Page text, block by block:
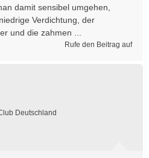
damit sensibel umgehen,
Verdichtung, der
und die zahmen ...
Rufe den Beitrag auf
Deutschland